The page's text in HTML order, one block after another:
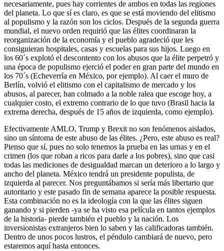
necesariamente, pues hay corrientes de ambos en todas las regiones
del planeta. Lo que sí es claro, es que se está moviendo del elitismo
al populismo y la razón son los ciclos. Después de la segunda guerra
mundial, el nuevo orden requirió que las élites coordinaran la
reorganización de la economía y el pueblo agradeció que les
consiguieran hospitales, casas y escuelas para sus hijos. Luego en
los 60´s explotó el descontento con los abusos que la élite perpetró y
una época de populismo ejerció el poder en gran parte del mundo en
los 70´s (Echeverría en México, por ejemplo). Al caer el muro de
Berlín, volvió el elitismo con el capitalismo de mercado y los
abusos, al parecer, han colmado a la noble ralea que escoge hoy, a
cualquier costo, el extremo contrario de lo que tuvo (Brasil hacia la
extrema derecha, después de 15 años de izquierda, como ejemplo).
Efectivamente AMLO, Trump y Brexit no son fenómenos aislados,
sino un síntoma de este abuso de las élites. ¿Pero, este abuso es real?
Pienso que sí, pues no solo tenemos la prueba en las urnas y en el
crimen (los que roban a ricos para darle a los pobres), sino que casi
todas las mediciones de desigualdad marcan un deterioro a lo largo y
ancho del planeta. México tendrá un presidente populista, de
izquierda al parecer. Nos preguntábamos si sería más libertario que
autoritario y este pasado fin de semana aparece la posible respuesta.
Esta combinación no es la ideología con la que las élites siguen
ganando y si pierden -ya se ha visto esa película en tantos ejemplos
de la historia- pierde también el pueblo y la nación. Los
inversionistas extranjeros bien lo saben y las calificadoras también.
Dentro de unos pocos lustros, el péndulo cambiará de nuevo, pero
estaremos aquí hasta entonces.